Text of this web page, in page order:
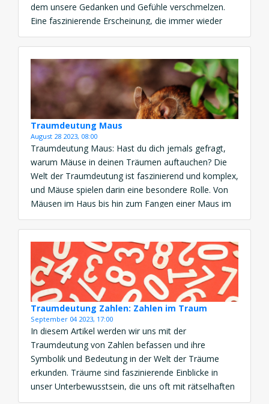
dem unsere Gedanken und Gefühle verschmelzen.
Eine faszinierende Erscheinung, die immer wieder
auftauchen kann, ist die Spinne. In den Schleier der
Nacht gewebt, birgt die Spinne als Traumsymbol
tiefgreifende Bedeutungen, die unser
Unterbewusstsein enthüllt. […]
Traumdeutung Maus
August 28 2023, 08:00
Traumdeutung Maus: Hast du dich jemals gefragt,
warum Mäuse in deinen Träumen auftauchen? Die
Welt der Traumdeutung ist faszinierend und komplex,
und Mäuse spielen darin eine besondere Rolle. Von
Mäusen im Haus bis hin zum Fangen einer Maus im
Traum – die Bedeutung dahinter kann tiefer sein, als
du denkst. Traumdeutung Maus: Kleine Wesen,
große […]
Traumdeutung Zahlen: Zahlen im Traum
September 04 2023, 17:00
In diesem Artikel werden wir uns mit der
Traumdeutung von Zahlen befassen und ihre
Symbolik und Bedeutung in der Welt der Träume
erkunden. Träume sind faszinierende Einblicke in
unser Unterbewusstsein, die uns oft mit rätselhaften
Bildern und Symbolen herausfordern. Unter diesen